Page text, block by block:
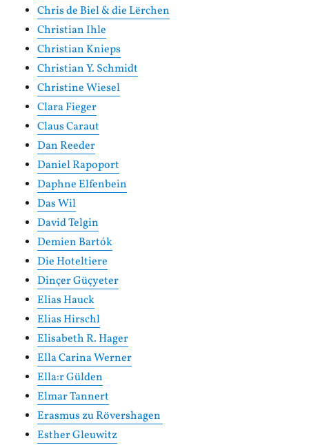
Chris de Biel & die Lërchen
Christian Ihle
Christian Knieps
Christian Y. Schmidt
Christine Wiesel
Clara Fieger
Claus Caraut
Dan Reeder
Daniel Rapoport
Daphne Elfenbein
Das Wil
David Telgin
Demien Bartók
Die Hoteltiere
Dinçer Güçyeter
Elias Hauck
Elias Hirschl
Elisabeth R. Hager
Ella Carina Werner
Ella:r Gülden
Elmar Tannert
Erasmus zu Rövershagen
Esther Gleuwitz